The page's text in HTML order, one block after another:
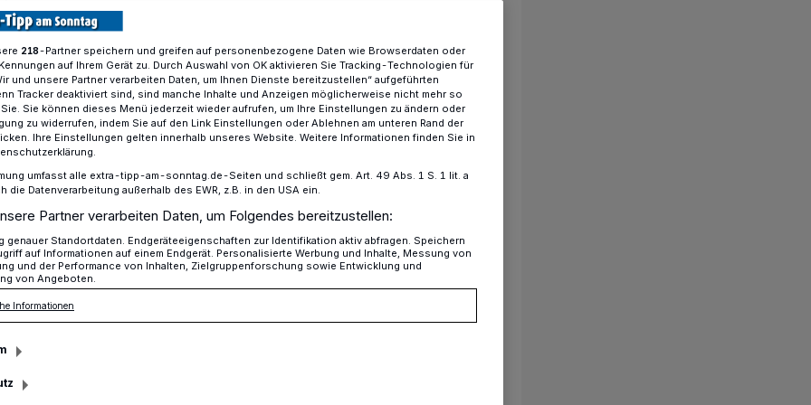
Rikscha zur Verfügung gestellt.
können die Senioren der Osterather
elektrobetriebenen Bike Ausflüge in
218-Partner speichern und greifen auf personenbezogene Daten wie Browserdaten oder
auf Ihrem Gerät zu. Durch Auswahl von OK aktivieren Sie Tracking-Technologien für
und unsere Partner verarbeiten Daten, um Ihnen Dienste bereitzustellen“ aufgeführten
Tracker deaktiviert sind, sind manche Inhalte und Anzeigen möglicherweise nicht mehr so
Sie können dieses Menü jederzeit wieder aufrufen, um Ihre Einstellungen zu ändern oder
zu widerrufen, indem Sie auf den Link Einstellungen oder Ablehnen am unteren Rand der
Ihre Einstellungen gelten innerhalb unseres Website. Weitere Informationen finden Sie in
umfasst alle extra-tipp-am-sonntag.de-Seiten und schließt gem. Art. 49 Abs. 1 S. 1 lit. a
die Datenverarbeitung außerhalb des EWR, z.B. in den USA ein.
Partner verarbeiten Daten, um Folgendes bereitzustellen:
genauer Standortdaten. Endgeräteeigenschaften zur Identifikation aktiv abfragen. Speichern
auf Informationen auf einem Endgerät. Personalisierte Werbung und Inhalte, Messung von
und der Performance von Inhalten, Zielgruppenforschung sowie Entwicklung und
von Angeboten.
Informationen